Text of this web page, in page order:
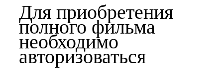
Для приобретения
полного фильма
необходимо
авторизоваться